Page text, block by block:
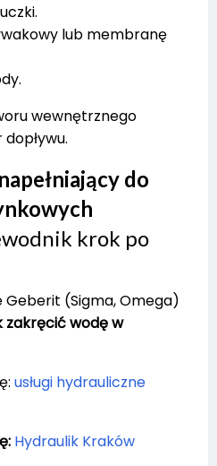
lub membranę
wewnętrznego
do
krok po
Geberit (Sigma, Omega)
zakręcić wodę w
usługi hydrauliczne
Hydraulik Kraków